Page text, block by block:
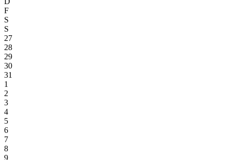
F
S
S
27
28
29
30
31
1
2
3
4
5
6
7
8
9